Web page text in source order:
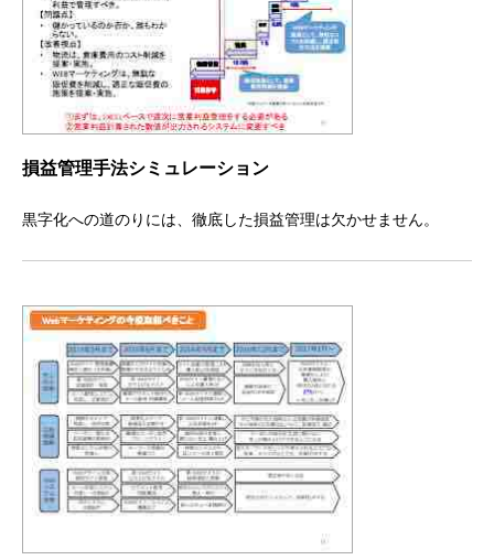
損益管理手法シミュレーション
黒字化への道のりには、徹底した損益管理は欠かせません。